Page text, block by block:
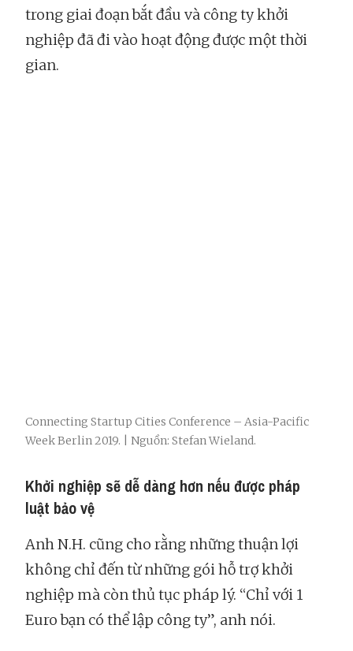
trong giai đoạn bắt đầu và công ty khởi
nghiệp đã đi vào hoạt động được một thời
gian.
Connecting Startup Cities Conference – Asia-Pacific
Week Berlin 2019. | Nguồn: Stefan Wieland.
Khởi nghiệp sẽ dễ dàng hơn nếu được pháp
luật bảo vệ
Anh N.H. cũng cho rằng những thuận lợi
không chỉ đến từ những gói hỗ trợ khởi
nghiệp mà còn thủ tục pháp lý. “Chỉ với 1
Euro bạn có thể lập công ty”, anh nói.